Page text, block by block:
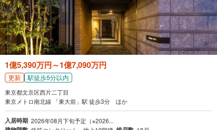
1億5,390万円～1億7,090万円
更新 駅徒歩5分以内
東京都文京区西片二丁目
東京メトロ南北線 「東大前」駅 徒歩3分 ほか
入居時期 2026年08月下旬予定（※2026...